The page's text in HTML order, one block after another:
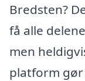
Bredsten?
få alle
men
platform